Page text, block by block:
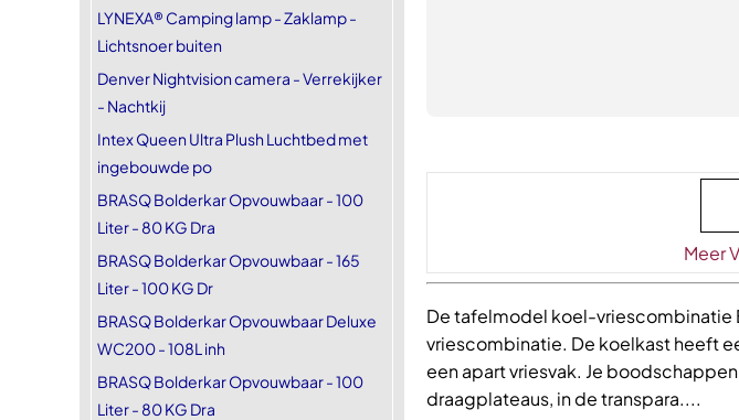
LYNEXA® Camping lamp - Zaklamp -
Lichtsnoer buiten
Denver Nightvision camera - Verrekijker
- Nachtkij
Intex Queen Ultra Plush Luchtbed met
ingebouwde po
BRASQ Bolderkar Opvouwbaar - 100
Liter - 80 KG Dra
BRASQ Bolderkar Opvouwbaar - 165
Liter - 100 KG Dr
BRASQ Bolderkar Opvouwbaar Deluxe
WC200 - 108L inh
BRASQ Bolderkar Opvouwbaar - 100
Liter - 80 KG Dra
Meer
De tafelmodel koel-vriescombinatie
vriescombinatie. De koelkast heeft
een apart vriesvak. Je
draagplateaus, in de transpara....